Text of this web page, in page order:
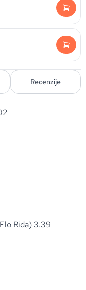
Recenzije
Rida) 3.39